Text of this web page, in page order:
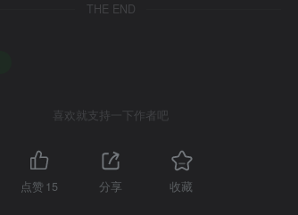
THE END
喜欢就支持一下作者吧
点赞 15 分享 收藏